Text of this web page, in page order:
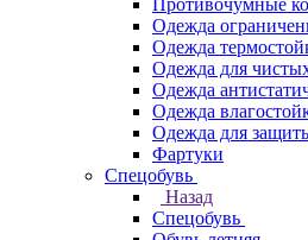
Противочумные
Одежда
Одежда
Одежда для
Одежда
Одежда
Одежда для
Фартуки
Спецобувь
Назад
Спецобувь